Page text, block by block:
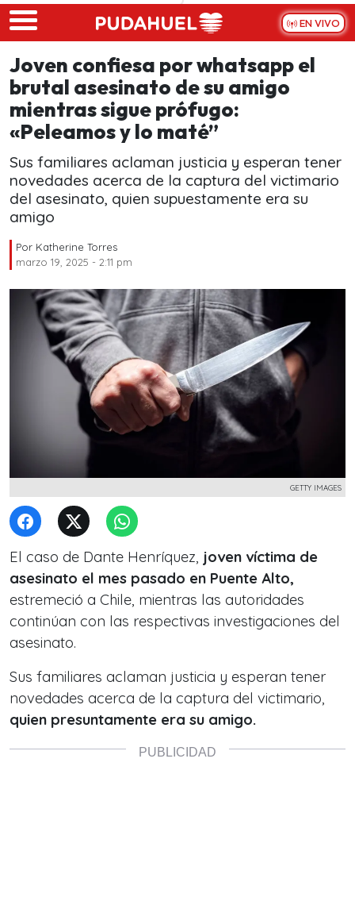
Skip to main content
EN VIVO
Joven confiesa por whatsapp el
brutal asesinato de su amigo
mientras sigue prófugo:
«Peleamos y lo maté”
Sus familiares aclaman justicia y esperan tener
novedades acerca de la captura del victimario
del asesinato, quien supuestamente era su
amigo
Por Katherine Torres
marzo 19, 2025 - 2:11 pm
GETTY IMAGES
El caso de Dante Henríquez, joven víctima de
asesinato el mes pasado en Puente Alto,
estremeció a Chile, mientras las autoridades
continúan con las respectivas investigaciones del
asesinato.
Sus familiares aclaman justicia y esperan tener
novedades acerca de la captura del victimario,
quien presuntamente era su amigo.